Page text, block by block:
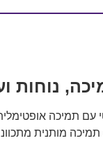
תמיכה